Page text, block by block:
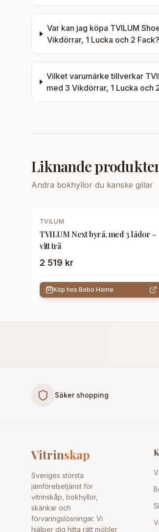
Var kan jag köpa TVILUM
Vikdörrar, 1 Lucka och 2 Fack?
Vilket varumärke tillverkar
med 3 Vikdörrar, 1 Lucka och
Liknande
Andra bokhyllor du kanske gillar
TVILUM
TVILUM Next byrå, med 3 lådor -
vitt trä
2 519 kr
Köp hos Bobo Home
Säker shopping
Vitrinskap
Sveriges största
jämförelsetjänst för
vitrinskåp, bokhyllor,
skänkar och
förvaringslösningar. Vi
hjälper dig hitta rätt möbler